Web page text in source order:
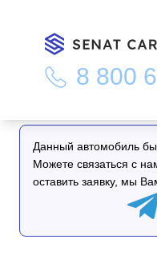
8 800
Главная Каталог/Hyundai
Данный автомобиль
Можете связаться с
оставить заявку, мы